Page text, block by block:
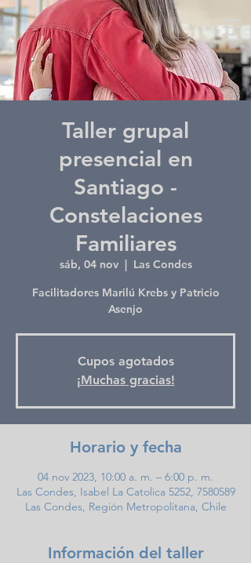
Taller grupal
presencial en
Santiago -
Constelaciones
Familiares
sáb, 04 nov
  |
Las Condes
Facilitadores Marilú Krebs y Patricio
Asenjo
Cupos agotados
¡Muchas gracias!
Horario y fecha
04 nov 2023, 10:00 a. m. – 6:00 p. m.
Las Condes, Isabel La Catolica 5252, 7580589
Las Condes, Región Metropolitana, Chile
Información del taller